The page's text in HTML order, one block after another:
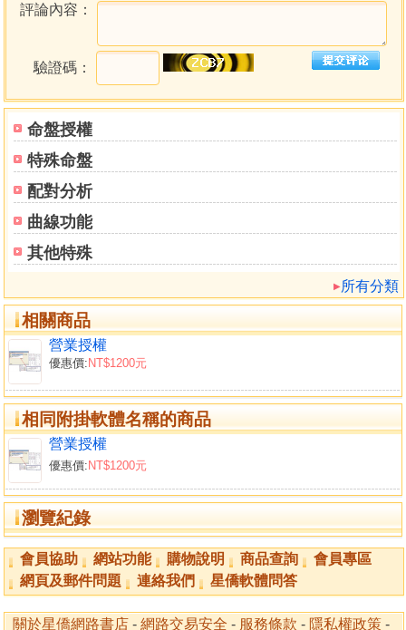
命盤授權
特殊命盤
配對分析
曲線功能
其他特殊
所有分類
相關商品
營業授權
優惠價: NT$1200元
相同附掛軟體名稱的商品
營業授權
優惠價: NT$1200元
瀏覽紀錄
評論內容：
驗證碼：
會員協助 網站功能 購物說明 商品查詢
會員專區
網頁及郵件問題
連絡我們 星僑軟體問答
關於星僑網路書店 - 網路交易安全 - 服務條款 - 隱私權政策 -